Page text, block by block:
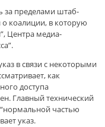
за пределами штаб-
коалиции, в которую
Центра медиа-
в связи с некоторыми
как
доступа
Главный технический
частью
указ.